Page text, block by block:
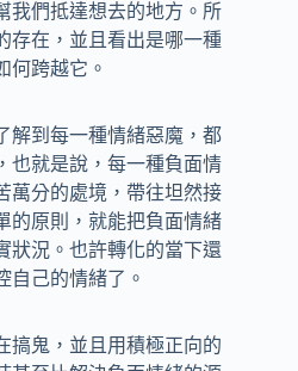
我們抵達想去的地方。所
存在，並且看出是哪一種
何跨越它。
解到每一種情緒惡魔，都
也就是說，每一種負面情
萬分的處境，帶往坦然接
的原則，就能把負面情緒
狀況。也許轉化的當下還
自己的情緒了。
搞鬼，並且用積極正向的